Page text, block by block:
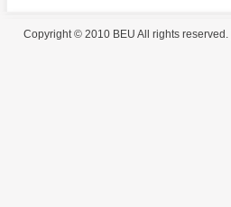
Copyright © 2010 BEU All rights reserved. |